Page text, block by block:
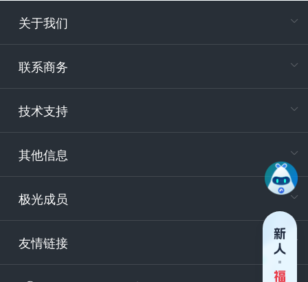
关于我们
联系商务
技术支持
其他信息
极光成员
友情链接
电
400-
技
安